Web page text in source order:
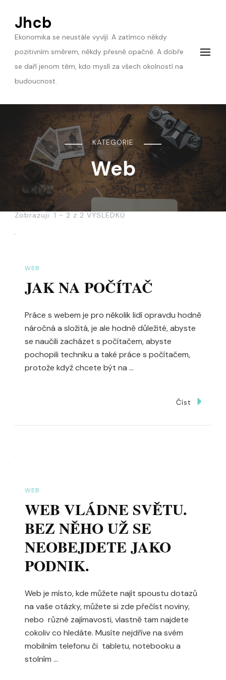
Jhcb
Ekonomika se neustále vyvíjí. A zatímco někdy
pozitivním směrem, někdy přesně opačně. A dobře
se daří jenom těm, kdo myslí za všech okolností na
budoucnost.
KATEGORIE
Web
Zobrazuji: 1 - 2 z 2 VÝSLEDKŮ
WEB
JAK NA POČÍTAČ
Práce s webem je pro několik lidí opravdu hodně
náročná a složitá, je ale hodně důležité, abyste
se naučili zacházet s počítačem, abyste
pochopili techniku a také práce s počítačem,
protože když chcete být na …
Číst
WEB
WEB VLÁDNE SVĚTU.
BEZ NĚHO UŽ SE
NEOBEJDETE JAKO
PODNIK.
Web je místo, kde můžete najít spoustu dotazů
na vaše otázky, můžete si zde přečíst noviny,
nebo různé zajímavosti, vlastně tam najdete
cokoliv co hledáte. Musíte nejdříve na svém
mobilním telefonu či tabletu, notebooku a
stolním …